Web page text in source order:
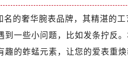
名的奢华腕表品牌，其精湛的
一些小问题，比如发条拧反
的蚱蜢元素，让您的爱表重焕